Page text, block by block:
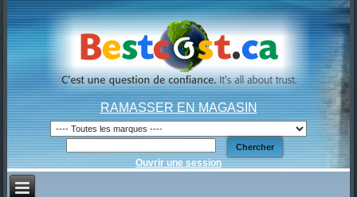
RAMASSER EN MAGASIN
Ouvrir une session